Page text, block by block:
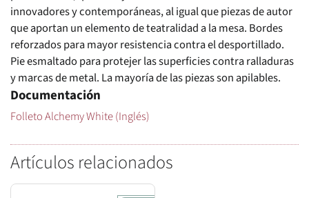
innovadores y contemporáneas, al igual que piezas de autor
que aportan un elemento de teatralidad a la mesa. Bordes
reforzados para mayor resistencia contra el desportillado.
Pie esmaltado para protejer las superficies contra ralladuras
y marcas de metal. La mayoría de las piezas son apilables.
Documentación
Folleto Alchemy White (Inglés)
Artículos relacionados